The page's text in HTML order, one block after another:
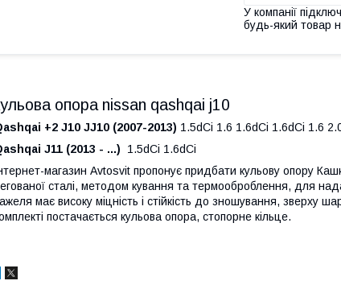
У компанії
будь-який товар
опора nissan qashqai j10
+2 J10 JJ10 (2007-2013) 1.5dCi 1.6 1.6dCi 1.6dCi 1.6
J11 (2013 - ...) 1.5dCi 1.6dCi
магазин Avtosvit пропонує придбати кульову опору
сталі, методом кування та термооброблення, для
має високу міцність і стійкість до зношування, зверху
постачається кульова опора, стопорне кільце.